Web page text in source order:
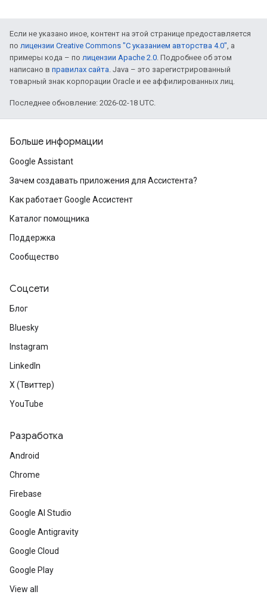
Если не указано иное, контент на этой странице предоставляется
по лицензии Creative Commons "С указанием авторства 4.0", а
примеры кода – по лицензии Apache 2.0. Подробнее об этом
написано в правилах сайта. Java – это зарегистрированный
товарный знак корпорации Oracle и ее аффилированных лиц.
Последнее обновление: 2026-02-18 UTC.
Больше информации
Google Assistant
Зачем создавать приложения для Ассистента?
Как работает Google Ассистент
Каталог помощника
Поддержка
Сообщество
Соцсети
Блог
Bluesky
Instagram
LinkedIn
X (Твиттер)
YouTube
Разработка
Android
Chrome
Firebase
Google AI Studio
Google Antigravity
Google Cloud
Google Play
View all